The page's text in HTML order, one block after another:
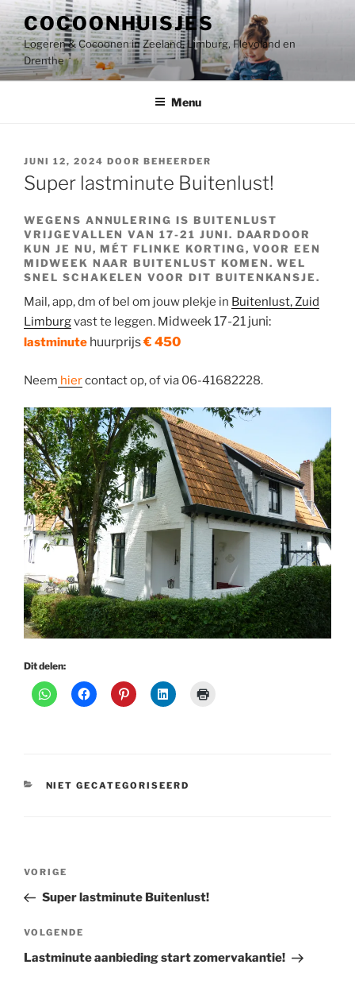
naar
de
inhoud
COCOONHUISJES
Logeren & Cocoonen in Zeeland, Limburg, Flevoland en
Drenthe
Menu
GEPLAATST
OP
JUNI 12, 2024 DOOR BEHEERDER
Super lastminute Buitenlust!
WEGENS ANNULERING IS BUITENLUST
VRIJGEVALLEN VAN 17-21 JUNI. DAARDOOR
KUN JE NU, MÉT FLINKE KORTING, VOOR EEN
MIDWEEK NAAR BUITENLUST KOMEN. WEL
SNEL SCHAKELEN VOOR DIT BUITENKANSJE.
Mail, app, dm of bel om jouw plekje in Buitenlust, Zuid
Limburgvast te leggen. Midweek 17-21 juni:
lastminute huurprijs€ 450
Neem hiercontact op, of via 06-41682228.
Dit delen:
CATEGORIEËN
NIET GECATEGORISEERD
Bericht
Vorig
bericht
VORIGE
Super lastminute Buitenlust!
Volgend
bericht
VOLGENDE
Lastminute aanbieding start zomervakantie!